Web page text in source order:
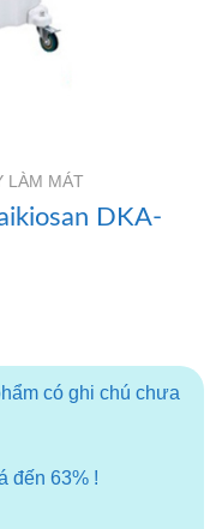
LÀM MÁT
DKA-
có ghi chú chưa
đến 63% !